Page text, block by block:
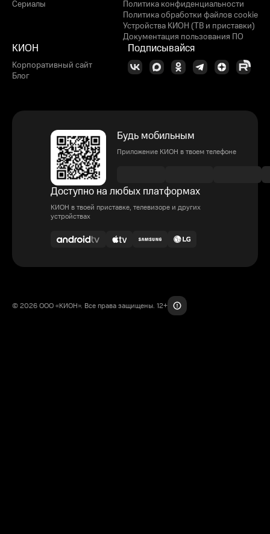
Сериалы
Политика конфиденциальности
Политика обработки файлов cookie
Устройства КИОН (ТВ и приставки)
Документация пользования ПО
КИОН
Корпоративный сайт
Блог
Подписывайся
Будь мобильным
Приложение КИОН в твоем телефоне
Доступно на любых платформах
КИОН в твоей приставке, телевизоре и других
устройствах
© 2026 ООО «КИОН». Все права защищены. 12+